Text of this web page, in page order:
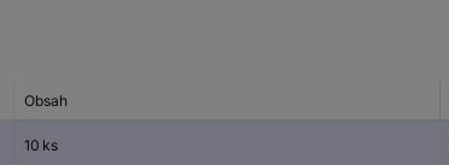
Obsah
10 ks